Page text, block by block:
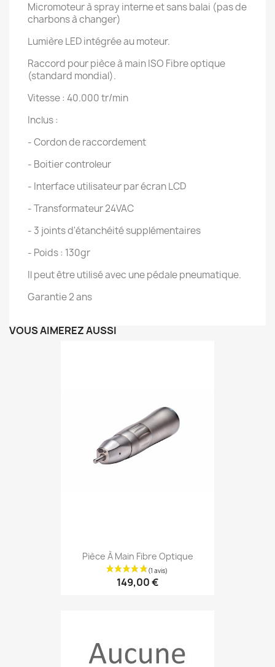
Micromoteur à spray interne et sans balai (pas de
charbons à changer)
Lumière LED intégrée au moteur.
Raccord pour pièce à main ISO Fibre optique
(standard mondial).
Vitesse : 40.000 tr/min
Inclus :
- Cordon de raccordement
- Boitier controleur
- Interface utilisateur par écran LCD
- Transformateur 24VAC
- 3 joints d'étanchéité supplémentaires
- Poids : 130gr
Il peut être utilisé avec une pédale pneumatique.
Garantie 2 ans
VOUS AIMEREZ AUSSI
Pièce À Main Fibre Optique
149,00 €